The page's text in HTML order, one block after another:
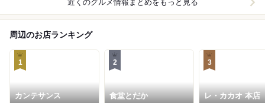
近くのグルメ情報まとめをもっと見る
周辺のお店ランキング
1
カンテサンス
2
食堂とだか
3
レ・カカオ 本店